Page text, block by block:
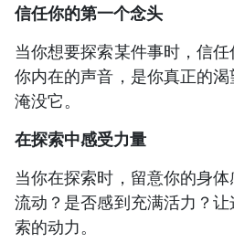
信任你的第一个念头
当你想要探索某件事时，信
你内在的声音，是你真正的
淹没它。
在探索中感受力量
当你在探索时，留意你的身
流动？是否感到充满活力？
索的动力。